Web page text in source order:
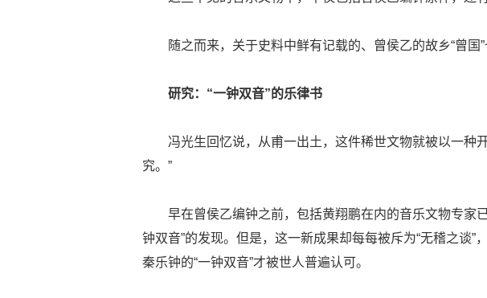
随之而来，关于史料中鲜有记载的、曾侯乙的故乡“曾
研究：“一钟双音”的乐律书
冯光生回忆说，从甫一出土，这件稀世文物就被以一种
究。”
早在曾侯乙编钟之前，包括黄翔鹏在内的音乐文物专家
钟双音”的发现。但是，这一新成果却每每被斥为“无稽之谈
秦乐钟的“一钟双音”才被世人普遍认可。